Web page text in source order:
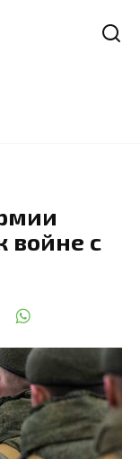
войне с